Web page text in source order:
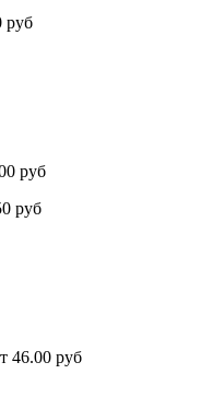
руб
руб
руб
46.00 руб